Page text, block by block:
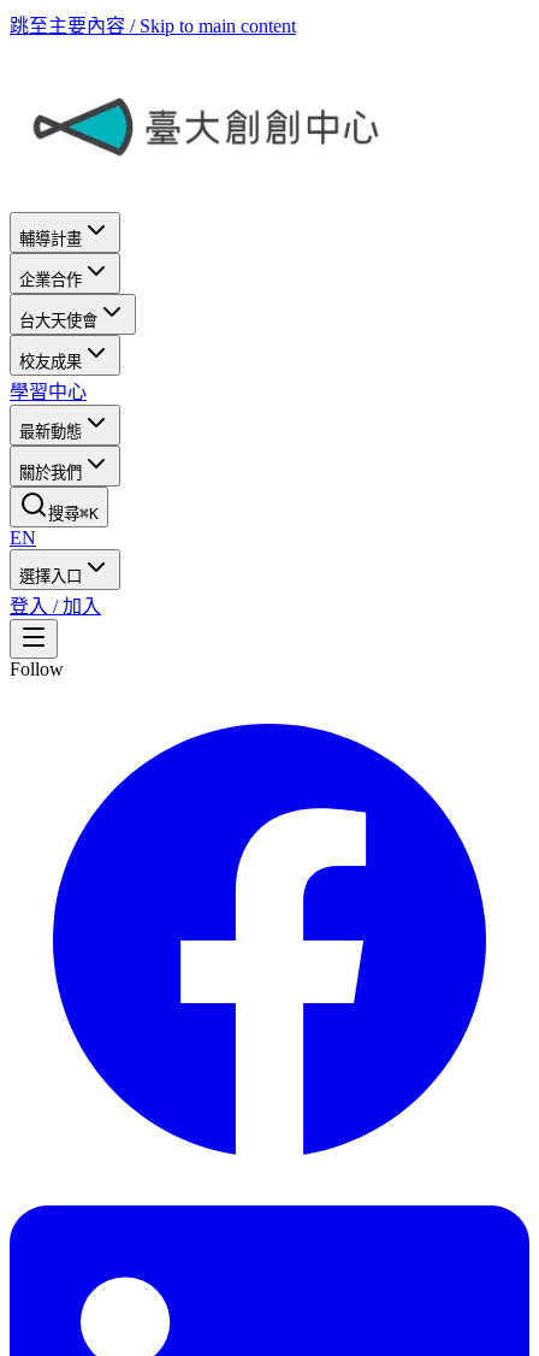
跳至主要內容 / Skip to main content
輔導計畫
企業合作
台大天使會
校友成果
學習中心
最新動態
關於我們
搜尋⌘K
EN
選擇入口
登入 / 加入
Follow